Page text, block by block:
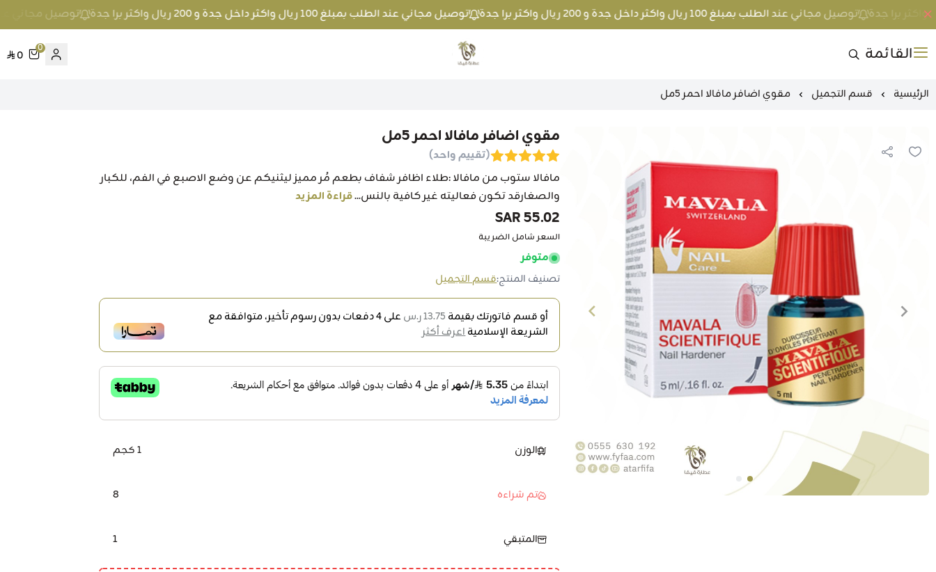
توصيل مجاني عند الطلب بمبلغ 100 ريال واكثر داخل جدة و 200 ريال واكثر برا جدة توصيل مجاني عند الطلب بمبلغ 100 ريال واكثر داخل جدة و 200 ريال واكثر برا جدة توصيل مجاني عند الطلب بمبلغ 100 ريال
القائمة متجر عطارة فيفا
0
0
الرئيسية قسم التجميل مقوي اضافر مافالا احمر 5مل
مقوي اضافر مافالا احمر 5مل
(تقييم واحد)
مافالا ستوب من مافالا :طلاء اظافر شفاف بطعم مُر مميز ليثنيكم عن وضع الاصبع في الفم، للكبار
والصغارقد تكون فعاليته غير كافية بالنس...قراءة المزيد
55.02 SAR
السعر شامل الضريبة
متوفر
تصنيف المنتج:قسم التجميل
أو قسم فاتورتك بقيمة 13.75 ر.س على4دفعات بدون رسوم تأخير، متوافقة مع
الشريعة الإسلاميةاعرف أكثر
الوزن 1 كجم
تم شراءه 8
المتبقي 1